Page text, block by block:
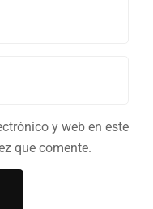
y web en este
que comente.